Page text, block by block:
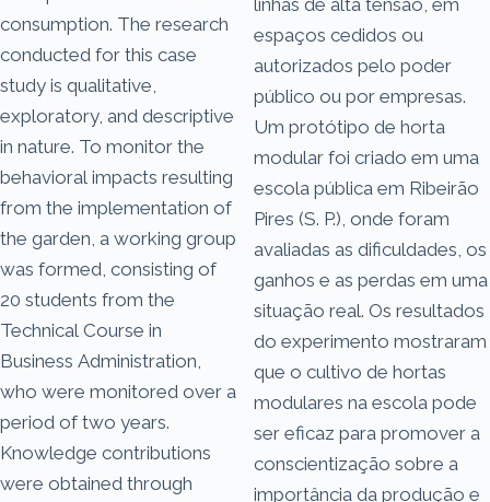
consumption. The research
conducted for this case
study is qualitative,
exploratory, and descriptive
in nature. To monitor the
behavioral impacts resulting
from the implementation of
the garden, a working group
was formed, consisting of
20 students from the
Technical Course in
Business Administration,
who were monitored over a
period of two years.
Knowledge contributions
were obtained through
espaços cedidos ou
autorizados pelo poder
público ou por empresas.
Um protótipo de horta
modular foi criado em uma
escola pública em Ribeirão
Pires (S. P.), onde foram
avaliadas as dificuldades, os
ganhos e as perdas em uma
situação real. Os resultados
do experimento mostraram
que o cultivo de hortas
modulares na escola pode
ser eficaz para promover a
conscientização sobre a
importância da produção e